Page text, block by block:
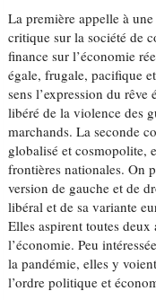
La première appelle à
critique sur la société de
finance sur l’économie
égale, frugale, pacifique
sens l’expression du
libéré de la violence des
marchands. La seconde
globalisé et cosmopolite,
frontières nationales. On
version de gauche et de
libéral et de sa variante
Elles aspirent toutes deux
l’économie. Peu
la pandémie, elles y
l’ordre politique et